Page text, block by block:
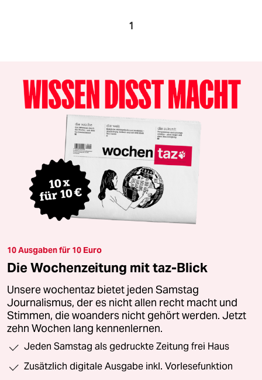
1
10 Ausgaben für 10 Euro
Die Wochenzeitung mit taz-Blick
Unsere wochentaz bietet jeden Samstag
Journalismus, der es nicht allen recht macht und
Stimmen, die woanders nicht gehört werden. Jetzt
zehn Wochen lang kennenlernen.
Jeden Samstag als gedruckte Zeitung frei Haus
Zusätzlich digitale Ausgabe inkl. Vorlesefunktion